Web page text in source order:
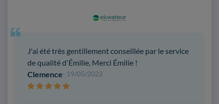
J'ai été très gentillement conseillée par le service
de qualité d'Émilie, Merci Émilie !
Clemence- 19/05/2022